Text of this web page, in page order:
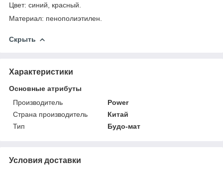
Цвет: синий, красный.
Материал: пенополиэтилен.
Скрыть
Характеристики
Основные атрибуты
Производитель
Power
Страна производитель
Китай
Тип
Будо-мат
Условия доставки